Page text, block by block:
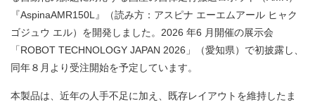
『AspinaAMR150L』（読み方：アスピナ エーエムアール ヒャク
ゴジュウ エル）を開発しました。2026 年6 月開催の展示会
「ROBOT TECHNOLOGY JAPAN 2026」（愛知県）で初披露し、
同年８月より受注開始を予定しています。
本製品は、近年の人手不足に加え、既存レイアウトを維持したま